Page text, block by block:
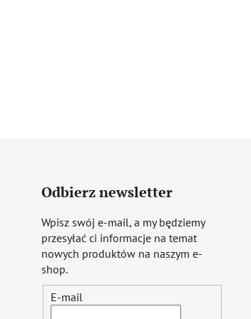
Odbierz newsletter
Wpisz swój e-mail, a my będziemy
przesyłać ci informacje na temat
nowych produktów na naszym e-
shop.
E-mail